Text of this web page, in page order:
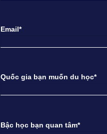
Email*
Quốc gia bạn muốn du học*
Bậc học bạn quan tâm*